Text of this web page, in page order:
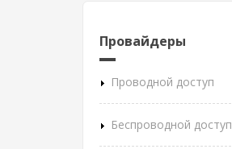
Провайдеры
Проводной доступ
Беспроводной доступ